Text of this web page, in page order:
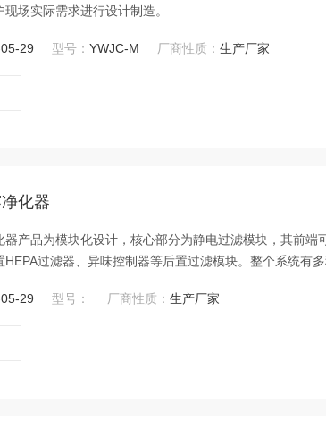
场实际需求进行设计制造。
29 型号：YWJC-M 厂商性质：生产厂家
化器
器产品为模块化设计，核心部分为静电过滤模块，其前端
过滤器、异味控制器等后置过滤模块。整个系统有
29 型号： 厂商性质：生产厂家